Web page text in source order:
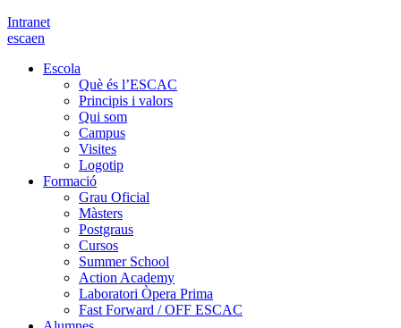
Intranet
escaen
Escola
Què és l’ESCAC
Principis i valors
Qui som
Campus
Visites
Logotip
Formació
Grau Oficial
Màsters
Postgraus
Cursos
Summer School
Action Academy
Laboratori Òpera Prima
Fast Forward / OFF ESCAC